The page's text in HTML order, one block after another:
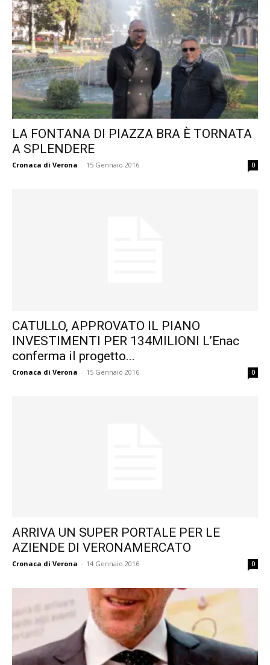
LA FONTANA DI PIAZZA BRA È TORNATA
A SPLENDERE
Cronaca di Verona - 15 Gennaio 2016 0
CATULLO, APPROVATO IL PIANO
INVESTIMENTI PER 134MILIONI L’Enac
conferma il progetto...
Cronaca di Verona - 15 Gennaio 2016 0
ARRIVA UN SUPER PORTALE PER LE
AZIENDE DI VERONAMERCATO
Cronaca di Verona - 14 Gennaio 2016 0